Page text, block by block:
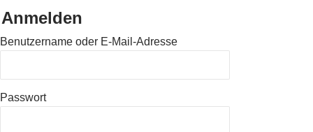
Anmelden
Benutzername oder E-Mail-Adresse
Passwort